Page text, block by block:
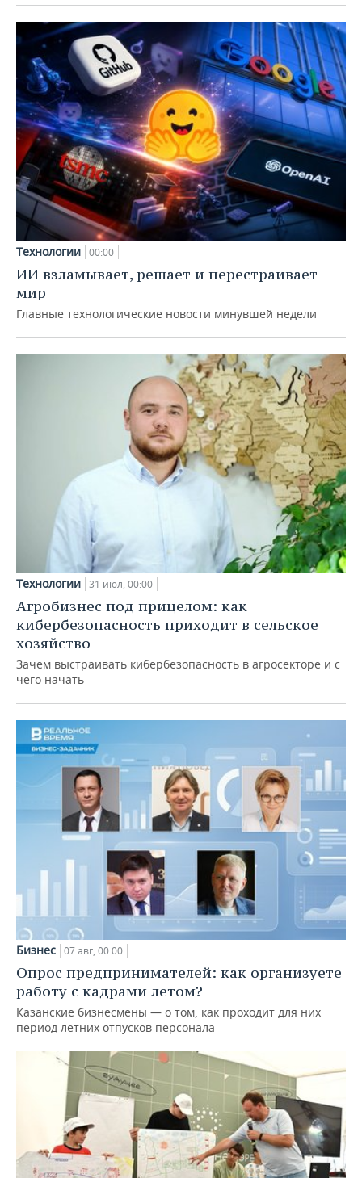
Технологии 00:00
ИИ взламывает, решает и перестраивает
мир
Главные технологические новости минувшей недели
Технологии 31 июл, 00:00
Агробизнес под прицелом: как
кибербезопасность приходит в сельское
хозяйство
Зачем выстраивать кибербезопасность в агросекторе и с
чего начать
Бизнес 07 авг, 00:00
Опрос предпринимателей: как организуете
работу с кадрами летом?
Казанские бизнесмены — о том, как проходит для них
период летних отпусков персонала